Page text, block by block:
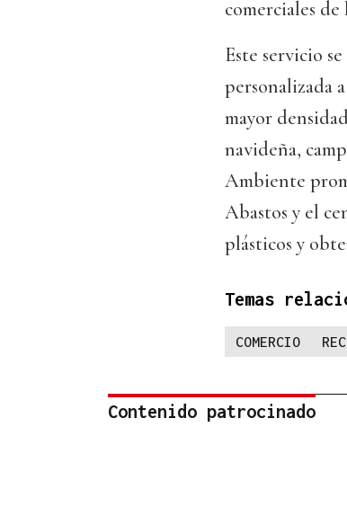
comerciales de
Este servicio
personalizada
mayor
navideña,
Ambiente
Abastos y el
plásticos y
Temas
COMERCIO
Contenido patrocinado